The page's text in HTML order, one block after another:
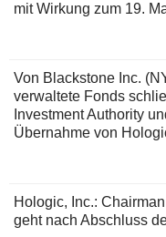
mit Wirkung zum 19.
Von Blackstone Inc.
verwaltete Fonds
Investment Authority
Übernahme von
Hologic, Inc.:
geht nach Abschluss